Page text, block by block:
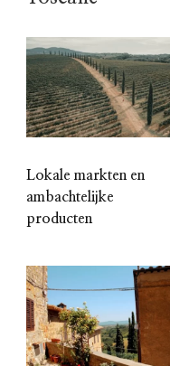
Lokale markten en
ambachtelijke
producten